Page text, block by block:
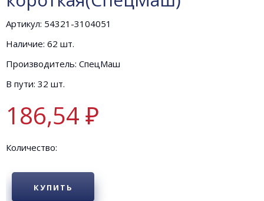
Артикул: 54321-3104051
Наличие: 62 шт.
Производитель: СпецМаш
В пути: 32 шт.
186,54 ₽
Количество:
КУПИТЬ